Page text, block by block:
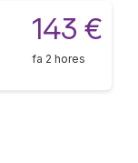
143 €
fa 2 hores